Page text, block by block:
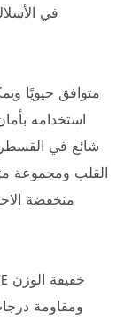
في
استخدامه
شائع في
القلب ومجموعة
منخفضة
ومقاومة